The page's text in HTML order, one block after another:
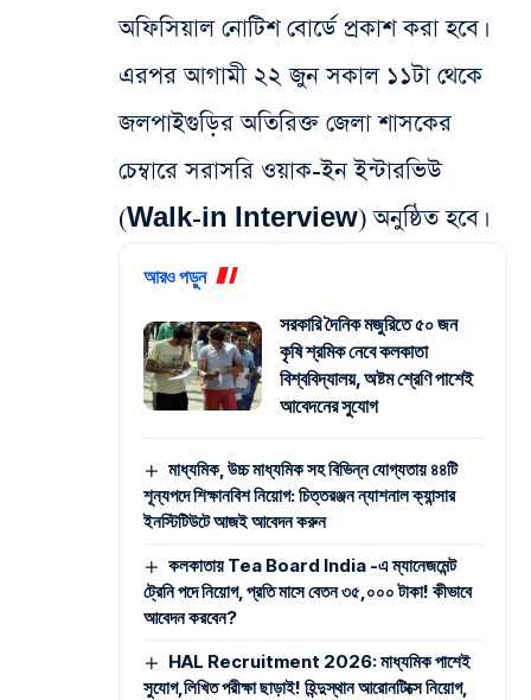
অফিসিয়াল নোটিশ বোর্ডে প্রকাশ করা হবে।
এরপর আগামী ২২ জুন সকাল ১১টা থেকে
জলপাইগুড়ির অতিরিক্ত জেলা শাসকের
চেম্বারে সরাসরি ওয়াক-ইন ইন্টারভিউ
(Walk-in Interview) অনুষ্ঠিত হবে।
আরও পড়ুন
সরকারি দৈনিক মজুরিতে ৫০ জন
কৃষি শ্রমিক নেবে কলকাতা
বিশ্ববিদ্যালয়, অষ্টম শ্রেণি পাশেই
আবেদনের সুযোগ
মাধ্যমিক, উচ্চ মাধ্যমিক সহ বিভিন্ন যোগ্যতায় ৪৪টি
শূন্যপদে শিক্ষানবিশ নিয়োগ: চিত্তরঞ্জন ন্যাশনাল ক্যান্সার
ইনস্টিটিউটে আজই আবেদন করুন
কলকাতায় Tea Board India -এ ম্যানেজমেন্ট
ট্রেনি পদে নিয়োগ, প্রতি মাসে বেতন ৩৫,০০০ টাকা! কীভাবে
আবেদন করবেন?
HAL Recruitment 2026: মাধ্যমিক পাশেই
সুযোগ,লিখিত পরীক্ষা ছাড়াই! হিন্দুস্থান আরোনটিক্সে নিয়োগ,